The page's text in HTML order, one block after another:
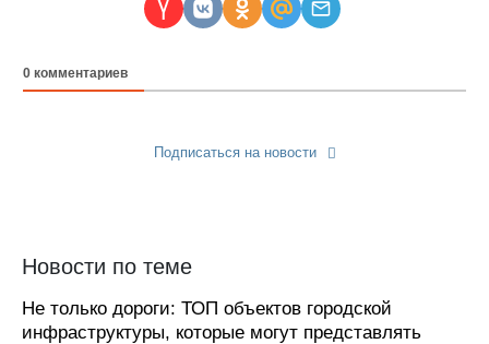
0 комментариев
Подписаться на новости
Новости по теме
Не только дороги: ТОП объектов городской
инфраструктуры, которые могут представлять